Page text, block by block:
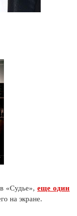
в «Судье»,еще один
на экране.